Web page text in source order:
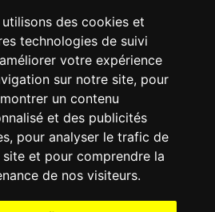
utilisons des cookies et
technologies de suivi
votre expérience
sur notre site, pour
un contenu
et des publicités
pour analyser le trafic de
site et pour comprendre la
de nos visiteurs.
Newsletter
recevoir des promotions et nouveautés !
M'ENREGISTRER
. Tous droits réservés.